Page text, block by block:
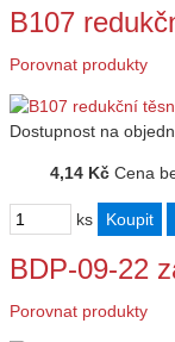
B107
Porovnat produkty
Dostupnost na
4,14 Kč Cena
ks
BDP-09-22
Porovnat produkty